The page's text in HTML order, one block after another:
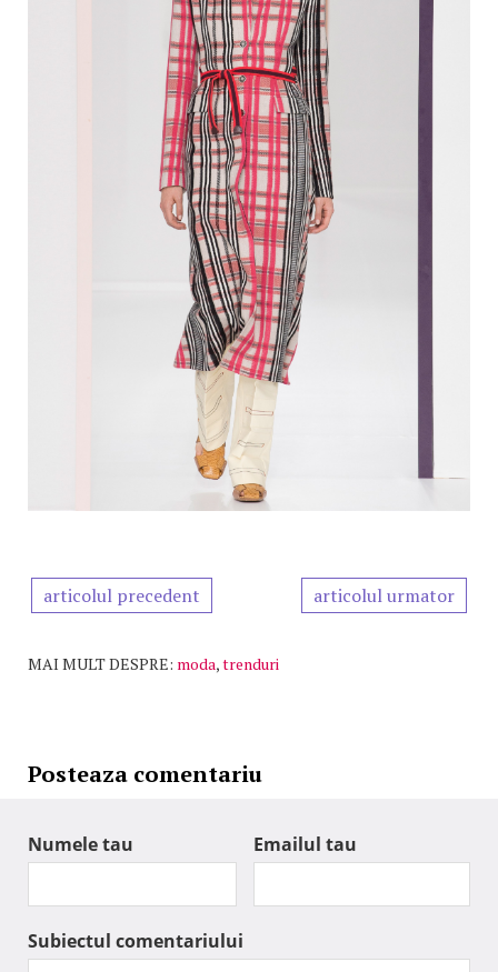
articolul precedent articolul urmator
MAI MULT DESPRE: moda,trenduri
Posteaza comentariu
Numele tau Emailul tau
Subiectul comentariului